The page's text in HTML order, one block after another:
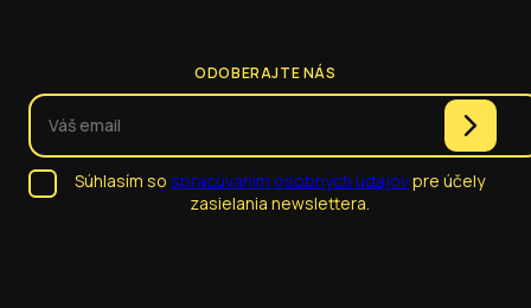
ODOBERAJTE NÁS
Súhlasím so spracúvaním osobných údajovpre účely
zasielania newslettera.